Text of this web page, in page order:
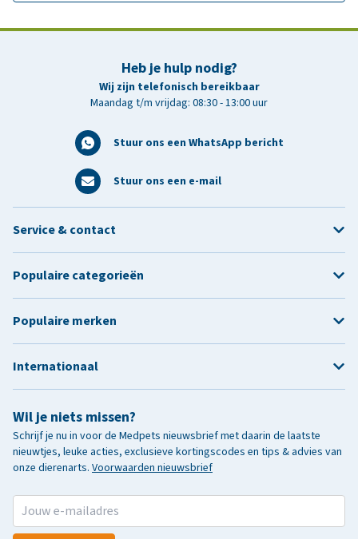
Heb je hulp nodig?
Wij zijn telefonisch bereikbaar
Maandag t/m vrijdag: 08:30 - 13:00 uur
Stuur ons een WhatsApp bericht
Stuur ons een e-mail
Wil je niets missen?
Schrijf je nu in voor de Medpets nieuwsbrief met daarin de laatste
nieuwtjes, leuke acties, exclusieve kortingscodes en tips & advies van
onze dierenarts. Voorwaarden nieuwsbrief
Service & contact
Populaire categorieën
Populaire merken
Internationaal